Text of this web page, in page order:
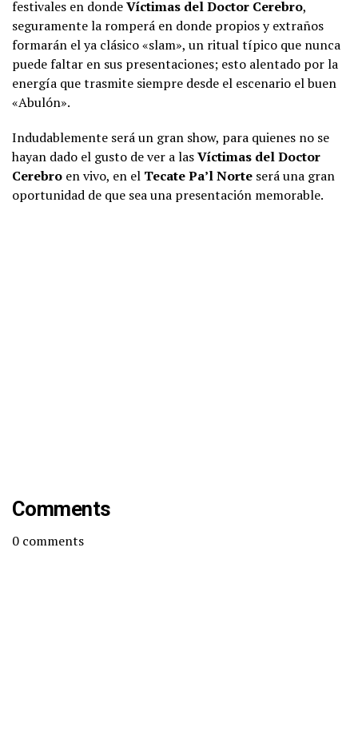
festivales en dondeVíctimas del Doctor Cerebro,
seguramente la romperá en donde propios y extraños
formarán el ya clásico «slam», un ritual típico que nunca
puede faltar en sus presentaciones; esto alentado por la
energía que trasmite siempre desde el escenario el buen
«Abulón».
Indudablemente será un gran show, para quienes no se
hayan dado el gusto de ver a lasVíctimas del Doctor
Cerebro en vivo, en el Tecate Pa’l Norte será una gran
oportunidad de que sea una presentación memorable.
Comments
0 comments